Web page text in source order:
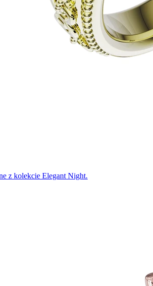
z kolekcie Elegant Night.